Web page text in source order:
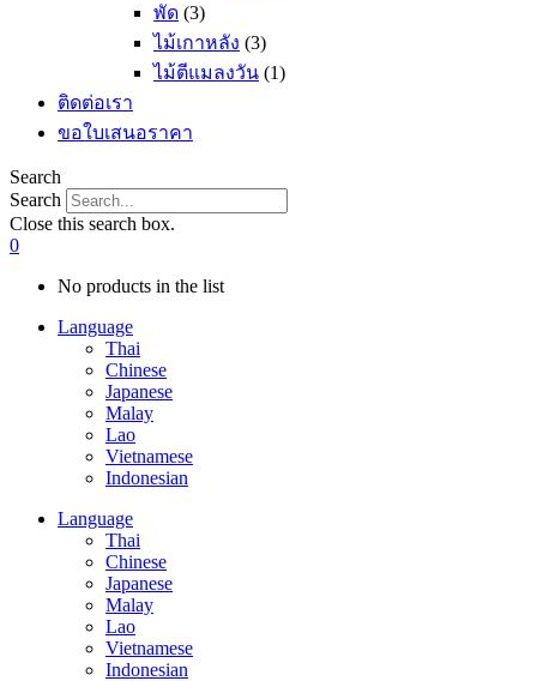
พัด (3)
ไม้เกาหลัง (3)
ไม้ตีแมลงวัน (1)
ติดต่อเรา
ขอใบเสนอราคา
Search
Search
Close this search box.
0
No products in the list
Language
Thai
Chinese
Japanese
Malay
Lao
Vietnamese
Indonesian
Language
Thai
Chinese
Japanese
Malay
Lao
Vietnamese
Indonesian